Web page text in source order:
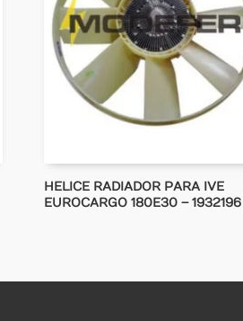
HELICE RADIADOR PARA IVE
EUROCARGO 180E30 – 1932196